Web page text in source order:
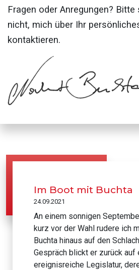
Fragen oder Anregungen?
nicht, mich über Ihr
kontaktieren.
Im Boot mit Buchta
24.09.2021
An einem sonnigen
kurz vor der Wahl rudere ich
Buchta hinaus auf den
Gespräch blickt er zurück auf
ereignisreiche Legislatur,